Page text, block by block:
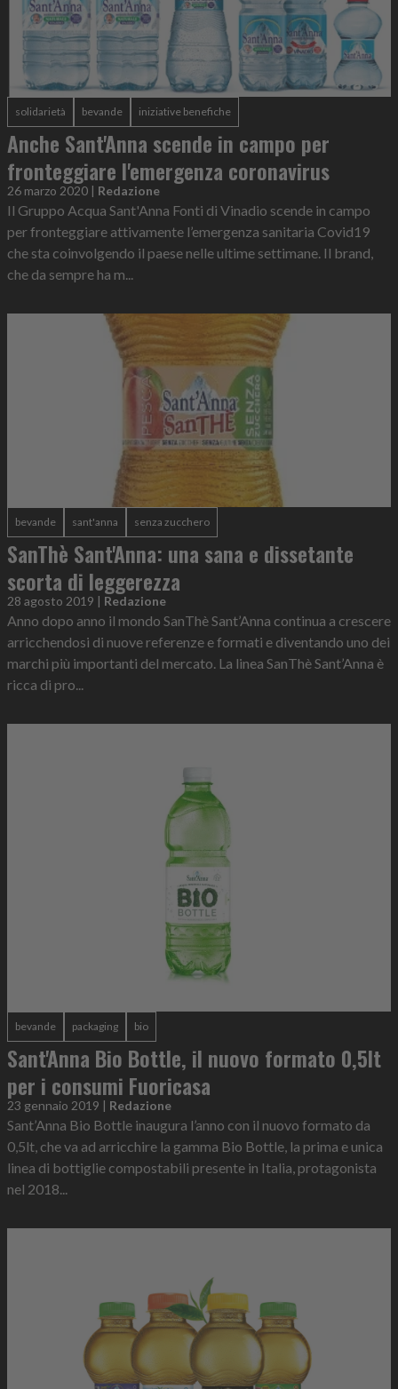
solidarietà bevande iniziative benefiche
Anche Sant'Anna scende in campo per
fronteggiare l'emergenza coronavirus
26 marzo 2020 | Redazione
Il Gruppo Acqua Sant'Anna Fonti di Vinadio scende in campo
per fronteggiare attivamente l’emergenza sanitaria Covid19
che sta coinvolgendo il paese nelle ultime settimane. Il brand,
che da sempre ha m...
bevande sant'anna senza zucchero
SanThè Sant'Anna: una sana e dissetante
scorta di leggerezza
28 agosto 2019 | Redazione
Anno dopo anno il mondo SanThè Sant’Anna continua a crescere
arricchendosi di nuove referenze e formati e diventando uno dei
marchi più importanti del mercato. La linea SanThè Sant’Anna è
ricca di pro...
bevande packaging bio
Sant'Anna Bio Bottle, il nuovo formato 0,5lt
per i consumi Fuoricasa
23 gennaio 2019 | Redazione
Sant’Anna Bio Bottle inaugura l’anno con il nuovo formato da
0,5lt, che va ad arricchire la gamma Bio Bottle, la prima e unica
linea di bottiglie compostabili presente in Italia, protagonista
nel 2018...